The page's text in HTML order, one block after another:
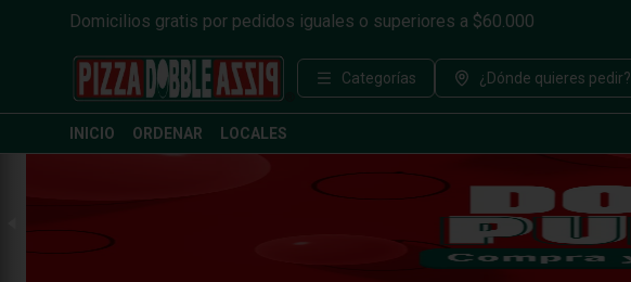
Domicilios gratis por pedidos iguales o superiores a $60.000
Categorías ¿Dónde quieres pedir?
INICIO ORDENAR LOCALES